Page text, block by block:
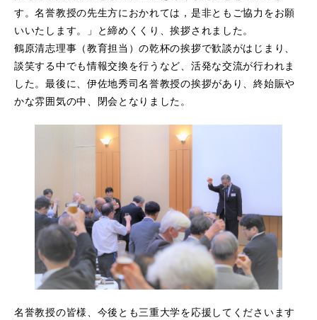
す。名誉教授の先生方におかれては，是非ともご協力をお願
いいたします。」と締めくくり、挨拶されました。
鶴原清志理事（教育担当）の乾杯の挨拶で歓談がはじまり、
談笑する中でも情報交換を行うなど、活発な交流が行われま
した。最後に、伊佐地秀司名誉教授の挨拶があり、終始賑や
かな雰囲気の中、閉会となりました。
名誉教授の皆様、今後とも三重大学を応援してくださいます